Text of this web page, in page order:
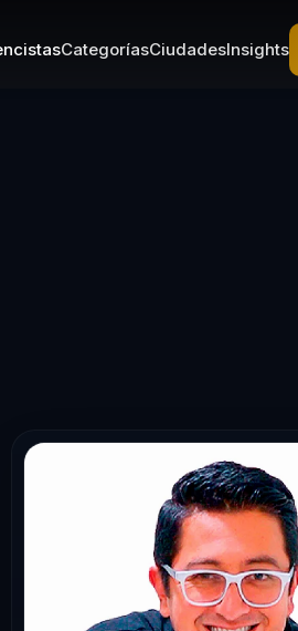
CategoríasCiudadesInsights
en